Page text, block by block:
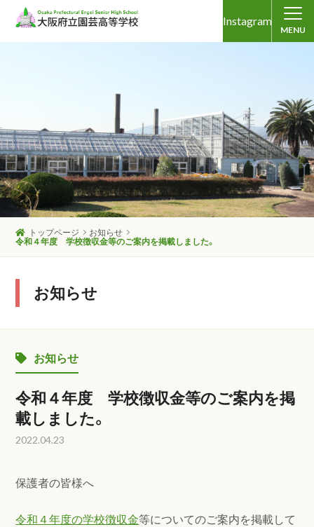
Instagram
MENU
トップページ
お知らせ
令和４年度 学校徴収金等のご案内を掲載しました。
お知らせ
お知らせ
令和４年度 学校徴収金等のご案内を掲
載しました。
2022.04.23
保護者の皆様へ
令和４年度の学校徴収金等についてのご案内を掲載して